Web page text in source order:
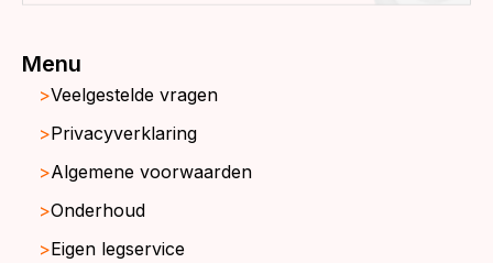
Menu
Veelgestelde vragen
Privacyverklaring
Algemene voorwaarden
Onderhoud
Eigen legservice